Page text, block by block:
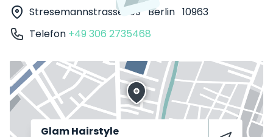
Stresemannstrasse 109 Berlin 10963
Telefon +49 306 2735468
Glam Hairstyle